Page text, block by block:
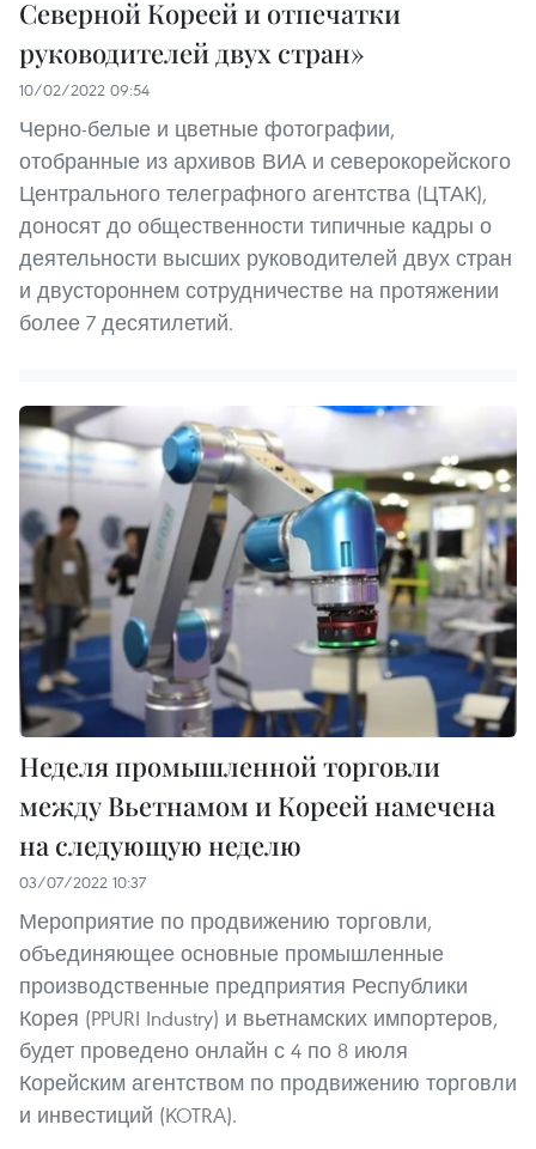
Северной Кореей и отпечатки
руководителей двух стран»
10/02/2022 09:54
Черно-белые и цветные фотографии,
отобранные из архивов ВИА и северокорейского
Центрального телеграфного агентства (ЦТАК),
доносят до общественности типичные кадры о
деятельности высших руководителей двух стран
и двустороннем сотрудничестве на протяжении
более 7 десятилетий.
Неделя промышленной торговли
между Вьетнамом и Кореей намечена
на следующую неделю
03/07/2022 10:37
Мероприятие по продвижению торговли,
объединяющее основные промышленные
производственные предприятия Республики
Корея (PPURI Industry) и вьетнамских импортеров,
будет проведено онлайн с 4 по 8 июля
Корейским агентством по продвижению торговли
и инвестиций (KOTRA).